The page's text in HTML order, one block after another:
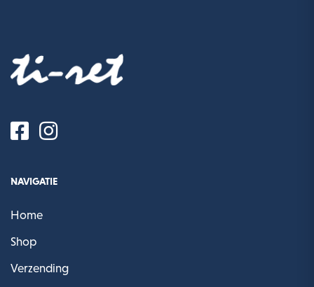
NAVIGATIE
Home
Shop
Verzending